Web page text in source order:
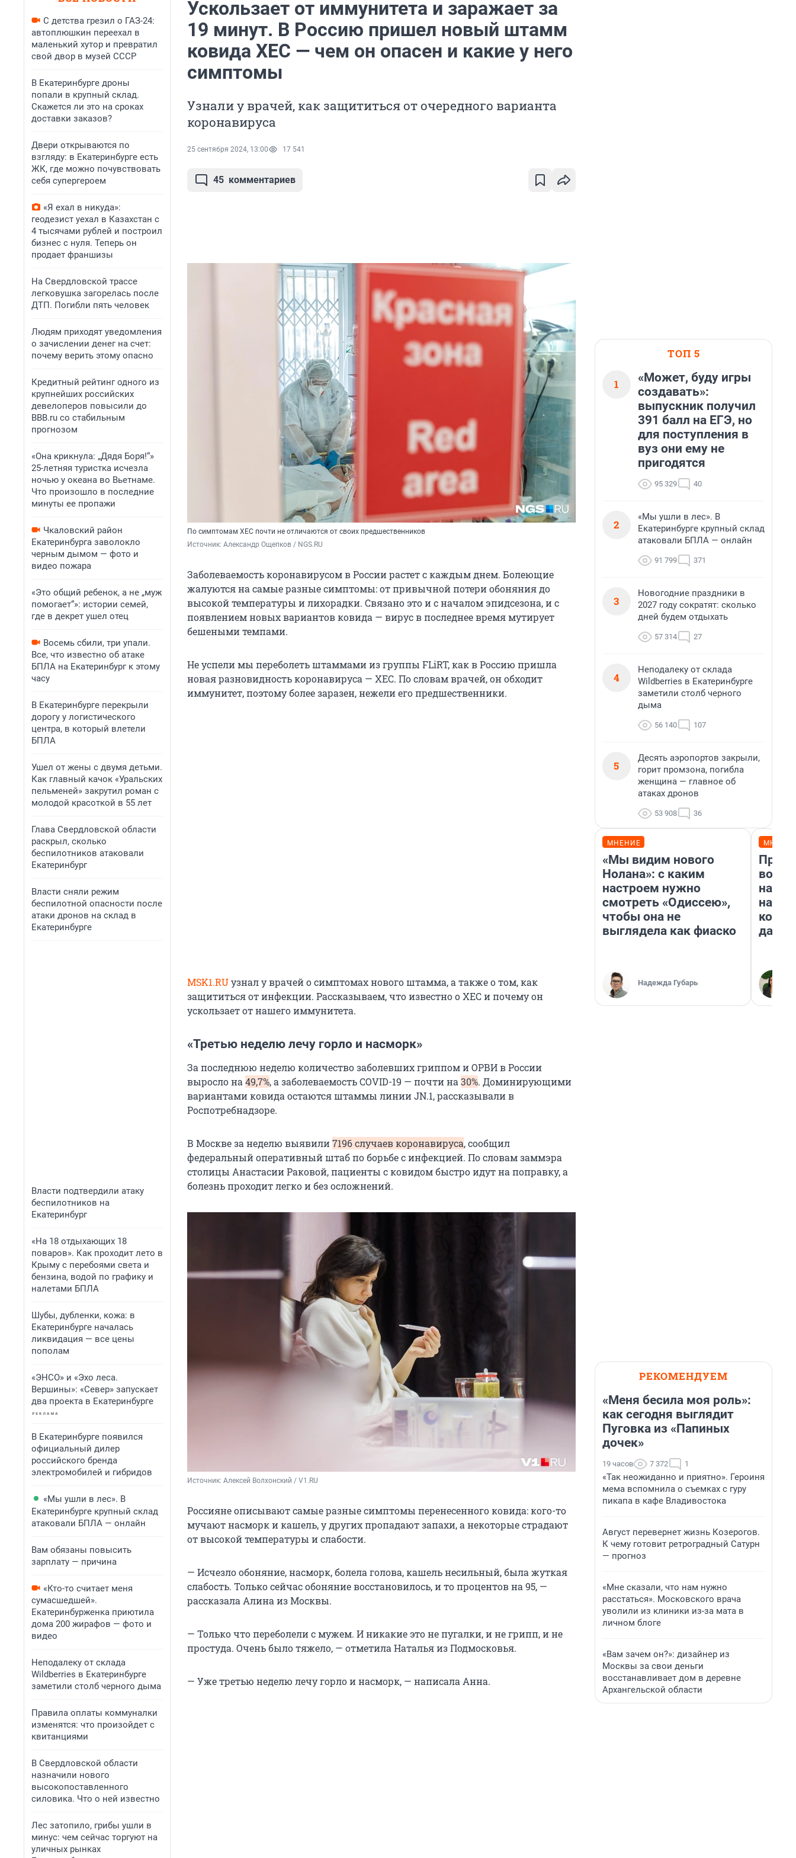
С детства грезил о ГАЗ-24:
автоплюшкин переехал в
маленький хутор и превратил
свой двор в музей СССР
В Екатеринбурге дроны
попали в крупный склад.
Скажется ли это на сроках
доставки заказов?
Двери открываются по
взгляду: в Екатеринбурге есть
ЖК, где можно почувствовать
себя супергероем
«Я ехал в никуда»:
геодезист уехал в Казахстан с
4 тысячами рублей и построил
бизнес с нуля. Теперь он
продает франшизы
На Свердловской трассе
легковушка загорелась после
ДТП. Погибли пять человек
Людям приходят уведомления
о зачислении денег на счет:
почему верить этому опасно
Кредитный рейтинг одного из
крупнейших российских
девелоперов повысили до
BBB.ru со стабильным
прогнозом
«Она крикнула: „Дядя Боря!“»
25-летняя туристка исчезла
ночью у океана во Вьетнаме.
Что произошло в последние
минуты ее пропажи
Чкаловский район
Екатеринбурга заволокло
черным дымом — фото и
видео пожара
«Это общий ребенок, а не „муж
помогает“»: истории семей,
где в декрет ушел отец
Восемь сбили, три упали.
Все, что известно об атаке
БПЛА на Екатеринбург к этому
часу
В Екатеринбурге перекрыли
дорогу у логистического
центра, в который влетели
БПЛА
Ушел от жены с двумя детьми.
Как главный качок «Уральских
пельменей» закрутил роман с
молодой красоткой в 55 лет
Глава Свердловской области
раскрыл, сколько
беспилотников атаковали
Екатеринбург
Власти сняли режим
беспилотной опасности после
атаки дронов на склад в
Екатеринбурге
Власти подтвердили атаку
беспилотников на
Екатеринбург
«На 18 отдыхающих 18
поваров». Как проходит лето в
Крыму с перебоями света и
бензина, водой по графику и
налетами БПЛА
Шубы, дубленки, кожа: в
Екатеринбурге началась
ликвидация — все цены
пополам
«ЭНСО» и «Эхо леса.
Вершины»: «Север» запускает
два проекта в Екатеринбурге
В Екатеринбурге появился
официальный дилер
российского бренда
электромобилей и гибридов
«Мы ушли в лес». В
Екатеринбурге крупный склад
атаковали БПЛА — онлайн
Вам обязаны повысить
зарплату — причина
«Кто-то считает меня
сумасшедшей».
Екатеринбурженка приютила
дома 200 жирафов — фото и
видео
Неподалеку от склада
Wildberries в Екатеринбурге
заметили столб черного дыма
Правила оплаты коммуналки
изменятся: что произойдет с
квитанциями
В Свердловской области
назначили нового
высокопоставленного
силовика. Что о ней известно
Лес затопило, грибы ушли в
минус: чем сейчас торгуют на
уличных рынках
Ускользает от иммунитета и заражает за
19 минут. В Россию пришел новый штамм
ковида ХЕС — чем он опасен и какие у него
симптомы
Узнали у врачей, как защититься от очередного варианта
коронавируса
25 сентября 2024, 13:00 17 541
45 комментариев
По симптомам ХЕС почти не отличаются от своих предшественников
Источник: Александр Ощепков / NGS.RU
Заболеваемость коронавирусом в России растет с каждым днем. Болеющие
жалуются на самые разные симптомы: от привычной потери обоняния до
высокой температуры и лихорадки. Связано это и с началом эпидсезона, и с
появлением новых вариантов ковида — вирус в последнее время мутирует
бешеными темпами.
Не успели мы переболеть штаммами из группы FLiRT, как в Россию пришла
новая разновидность коронавируса — XEC. По словам врачей, он обходит
иммунитет, поэтому более заразен, нежели его предшественники.
MSK1.RUузнал у врачей о симптомах нового штамма, а также о том, как
защититься от инфекции. Рассказываем, что известно о ХЕС и почему он
ускользает от нашего иммунитета.
«Третью неделю лечу горло и насморк»
За последнюю неделю количество заболевших гриппом и ОРВИ в России
выросло на 49,7%, а заболеваемость COVID-19 — почти на 30%. Доминирующими
вариантами ковида остаются штаммы линии JN.1, рассказывали в
Роспотребнадзоре.
В Москве за неделю выявили7196 случаев коронавируса, сообщил
федеральный оперативный штаб по борьбе с инфекцией. По словам заммэра
столицы Анастасии Раковой, пациенты с ковидом быстро идут на поправку, а
болезнь проходит легко и без осложнений.
Источник: Алексей Волхонский / V1.RU
Россияне описывают самые разные симптомы перенесенного ковида: кого-то
мучают насморк и кашель, у других пропадают запахи, а некоторые страдают
от высокой температуры и слабости.
— Исчезло обоняние, насморк, болела голова, кашель несильный, была жуткая
слабость. Только сейчас обоняние восстановилось, и то процентов на 95, —
рассказала Алина из Москвы.
— Только что переболели с мужем. И никакие это не пугалки, и не грипп, и не
простуда. Очень было тяжело, — отметила Наталья из Подмосковья.
— Уже третью неделю лечу горло и насморк, — написала Анна.
ТОП 5
1
«Может, буду игры
создавать»:
выпускник получил
391 балл на ЕГЭ, но
для поступления в
вуз они ему не
пригодятся
95 329 40
2
«Мы ушли в лес». В
Екатеринбурге крупный склад
атаковали БПЛА — онлайн
91 799 371
3
Новогодние праздники в
2027 году сократят: сколько
дней будем отдыхать
57 314 27
4
Неподалеку от склада
Wildberries в Екатеринбурге
заметили столб черного
дыма
56 140 107
5
Десять аэропортов закрыли,
горит промзона, погибла
женщина — главное об
атаках дронов
53 908 36
МНЕНИЕ
«Мы видим нового
Нолана»: с каким
настроем нужно
смотреть «Одиссею»,
чтобы она не
выглядела как фиаско
Надежда Губарь
нам
даже
РЕКОМЕНДУЕМ
«Меня бесила моя роль»:
как сегодня выглядит
Пуговка из «Папиных
дочек»
19 часов 7 372 1
«Так неожиданно и приятно». Героиня
мема вспомнила о съемках с гуру
пикапа в кафе Владивостока
Август перевернет жизнь Козерогов.
К чему готовит ретроградный Сатурн
— прогноз
«Мне сказали, что нам нужно
расстаться». Московского врача
уволили из клиники из-за мата в
личном блоге
«Вам зачем он?»: дизайнер из
Москвы за свои деньги
восстанавливает дом в деревне
Архангельской области